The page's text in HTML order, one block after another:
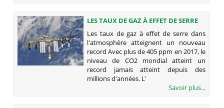
LES TAUX DE GAZ À EFFET DE SERRE
DANS L'ATMOSPHÈRE ATTEIGNENT
UN NOUVEAU RECORD
Les taux de gaz à effet de serre dans
l'atmosphère atteignent un nouveau
record Avec plus de 405 ppm en 2017, le
niveau de CO2 mondial atteint un
record jamais atteint depuis des
millions d'années. L'
Savoir plus...